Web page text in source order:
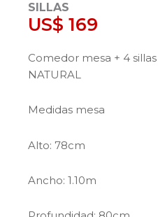
SILLAS
US$ 169
Comedor mesa + 4
NATURAL
Medidas mesa
Alto: 78cm
Ancho: 1.10m